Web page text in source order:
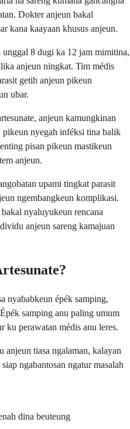
Dokter anjeun bakal
kana kaayaan khusus anjeun.
unggal 8 dugi ka 12 jam mimitina,
anjeun ningkat. Tim médis
getih anjeun pikeun
ubar.
anjeun kamungkinan
pikeun nyegah inféksi tina balik
pisan pikeun mastikeun
anjeun.
upami tingkat parasit
ngembangkeun komplikasi.
nyaluyukeun rencana
anjeun sareng kamajuan
nyababkeun épék samping,
samping anu paling umum
ku perawatan médis anu leres.
anjeun tiasa ngalaman, kalayan
ngabantosan ngatur masalah
dina beuteung